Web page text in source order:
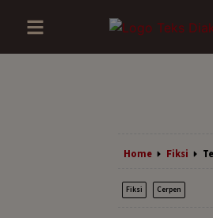
Home Fiksi
Fiksi Cerpen